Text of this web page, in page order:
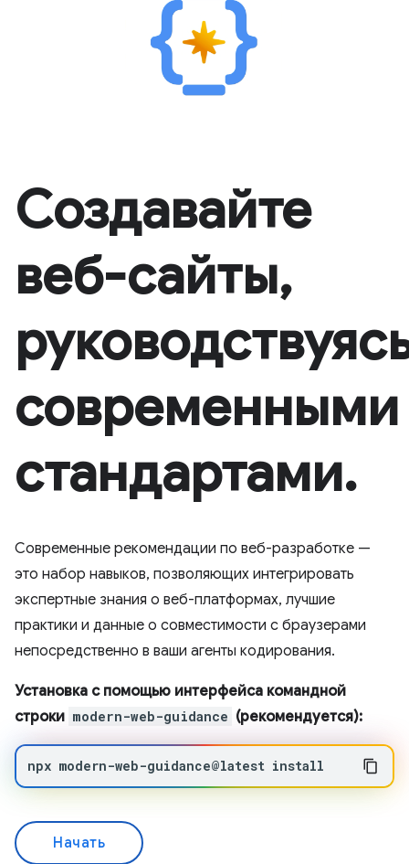
Создавайте
веб-сайты,
современными
стандартами.
Современные рекомендации по веб-разработке —
это набор навыков, позволяющих интегрировать
экспертные знания о веб-платформах, лучшие
практики и данные о совместимости с браузерами
непосредственно в ваши агенты кодирования.
Установка с помощью интерфейса командной
строки modern-web-guidance (рекомендуется):
npx modern-web-guidance@latest install
Начать